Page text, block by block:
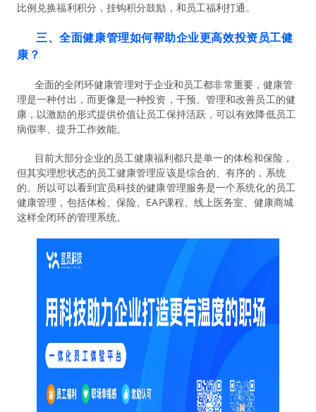
比例兑换福利积分，挂钩积分鼓励，和员工福利打通。
三、全面健康管理如何帮助企业更高效投资员工健
康？
全面的全闭环健康管理对于企业和员工都非常重要，健康管
理是一种付出，而更像是一种投资，干预、管理和改善员工的健
康，以激励的形式提供价值让员工保持活跃，可以有效降低员工
病假率、提升工作效能。
目前大部分企业的员工健康福利都只是单一的体检和保险，
但其实理想状态的员工健康管理应该是综合的、有序的，系统
的。所以可以看到宜员科技的健康管理服务是一个系统化的员工
健康管理，包括体检、保险、EAP课程、线上医务室、健康商城
这样全闭环的管理系统。